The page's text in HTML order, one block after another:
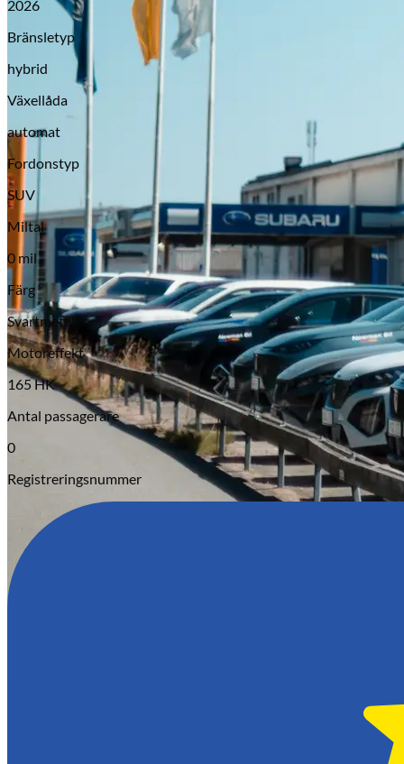
Opel
Serviceverkstad
2026
Bränsletyp
hybrid
Växellåda
automat
Fordonstyp
SUV
Miltal
0 mil
Färg
Svartmetallic
Motoreffekt
165 HK
Antal passagerare
0
Registreringsnummer